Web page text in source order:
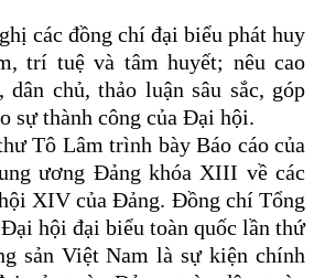
các đồng chí đại biểu phát huy
trí tuệ và tâm huyết; nêu cao
chủ, thảo luận sâu sắc, góp
sự thành công của Đại hội.
Tô Lâm trình bày Báo cáo của
ương Đảng khóa XIII về các
XIV của Đảng. Đồng chí Tổng
hội đại biểu toàn quốc lần thứ
sản Việt Nam là sự kiện chính